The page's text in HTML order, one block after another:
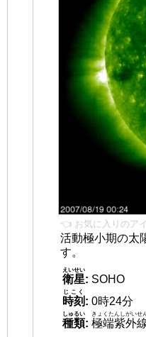
👈 お気に入りのア
活動極小期の太
す。
衛星
えいせい
: SOHO
時刻
じこく
: 0時24分
種類
しゅるい
: 極端紫外
きょくたんしがいせ